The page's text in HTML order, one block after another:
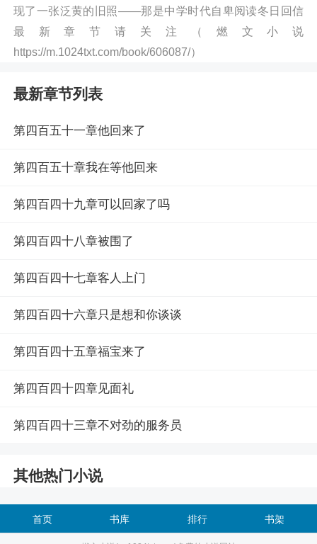
现了一张泛黄的旧照——那是中学时代自卑阅读冬日回信
最新章节请关注（燃文小说
https://m.1024txt.com/book/606087/）
最新章节列表
第四百五十一章他回来了
第四百五十章我在等他回来
第四百四十九章可以回家了吗
第四百四十八章被围了
第四百四十七章客人上门
第四百四十六章只是想和你谈谈
第四百四十五章福宝来了
第四百四十四章见面礼
第四百四十三章不对劲的服务员
其他热门小说
首页 书库 排行 书架